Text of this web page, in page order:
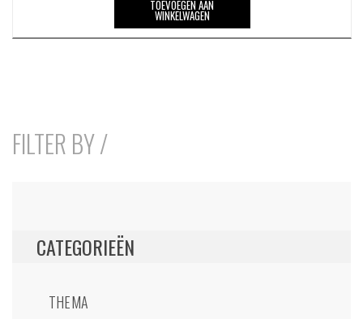
TOEVOEGEN AAN
WINKELWAGEN
FILTER BY /
CATEGORIEËN
THEMA